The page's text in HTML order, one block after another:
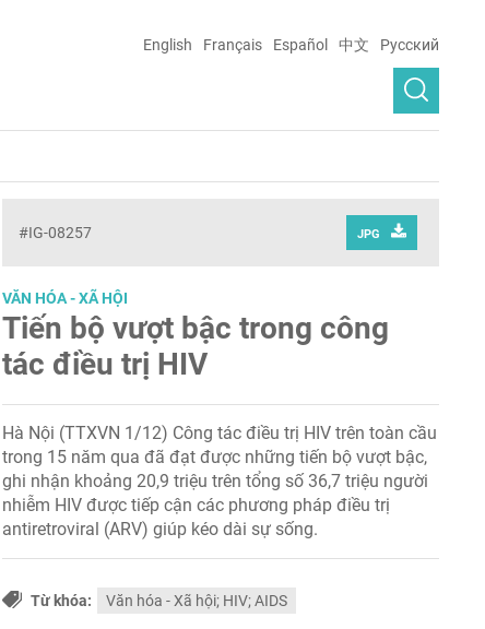
English Français Español 中文 Русский
#IG-08257 JPG
VĂN HÓA - XÃ HỘI
Tiến bộ vượt bậc trong công
tác điều trị HIV
Hà Nội (TTXVN 1/12) Công tác điều trị HIV trên toàn cầu
trong 15 năm qua đã đạt được những tiến bộ vượt bậc,
ghi nhận khoảng 20,9 triệu trên tổng số 36,7 triệu người
nhiễm HIV được tiếp cận các phương pháp điều trị
antiretroviral (ARV) giúp kéo dài sự sống.
Từ khóa: Văn hóa - Xã hội; HIV; AIDS